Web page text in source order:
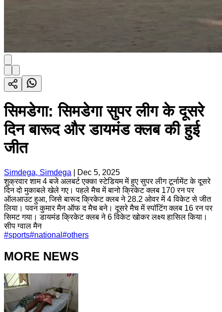
सिमडेगा: सिमडेगा सुपर लीग के दूसरे
दिन बारूद और डायमंड क्लब की हुई
जीत
Simdega, Simdega
Dec 5, 2025
शुक्रवार शाम 4 बजे अलबर्ट एक्का स्टेडियम में हुए सुपर लीग टूर्नामेंट के दूसरे
दिन दो मुकाबले खेले गए। पहले मैच में बानो क्रिकेट क्लब 170 रन पर
ऑलआउट हुआ, जिसे बारूद क्रिकेट क्लब ने 28.2 ओवर में 4 विकेट से जीत
लिया। पवन कुमार मैन ऑफ द मैच बने। दूसरे मैच में स्पॉटिंग क्लब 16 रन पर
सिमट गया। डायमंड क्रिकेट क्लब ने 6 विकेट खोकर लक्ष्य हासिल किया।
सीप ग्वाल मैन
#sports#national #others
MORE NEWS